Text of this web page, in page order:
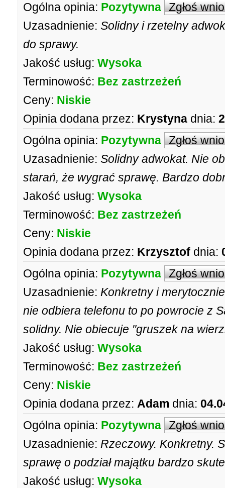
Ogólna opinia: Pozytywna Zgłoś
Uzasadnienie: Solidny i rzetelny
do sprawy.
Jakość usług: Wysoka
Terminowość: Bez zastrzeżeń
Ceny: Niskie
Opinia dodana przez: Krystyna dnia:
Ogólna opinia: Pozytywna Zgłoś
Uzasadnienie: Solidny adwokat. Nie
starań, że wygrać sprawę. Bardzo
Jakość usług: Wysoka
Terminowość: Bez zastrzeżeń
Ceny: Niskie
Opinia dodana przez: Krzysztof dnia:
Ogólna opinia: Pozytywna Zgłoś
Uzasadnienie: Konkretny i
nie odbiera telefonu to po powrocie z
solidny. Nie obiecuje "gruszek na
Jakość usług: Wysoka
Terminowość: Bez zastrzeżeń
Ceny: Niskie
Opinia dodana przez: Adam dnia:
Ogólna opinia: Pozytywna Zgłoś
Uzasadnienie: Rzeczowy. Konkretny.
sprawę o podział majątku bardzo
Jakość usług: Wysoka